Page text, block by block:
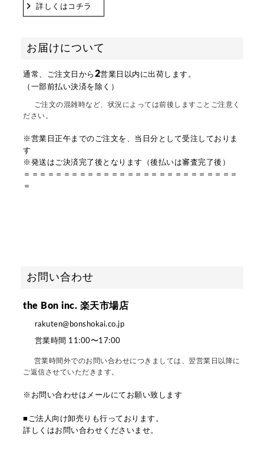
詳しくはコチラ
お届けについて
通常、ご注文日から 2営業日以内に出荷します。
（一部前払い決済を除く）
ご注文の混雑時など、状況によっては前後しますことご注意く
ださい。
※営業日正午までのご注文を、当日分として受注しておりま
す
※発送はご決済完了後となります（後払いは審査完了後）
＝＝＝＝＝＝＝＝＝＝＝＝＝＝＝＝＝＝＝＝＝＝＝＝＝＝＝
＝
お問い合わせ
the Bon inc. 楽天市場店
rakuten@bonshokai.co.jp
営業時間 11:00〜17:00
営業時間外でのお問い合わせにつきましては、翌営業日以降に
ご返信させていただきます。
※お問い合わせはメールにてお願い致します
■ご法人向け卸売りも行っております。
詳しくはお問い合わせくださいませ。